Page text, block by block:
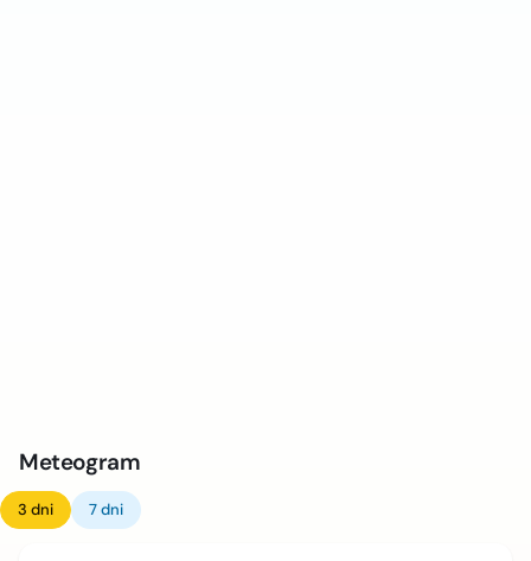
Meteogram
3 dni 7 dni